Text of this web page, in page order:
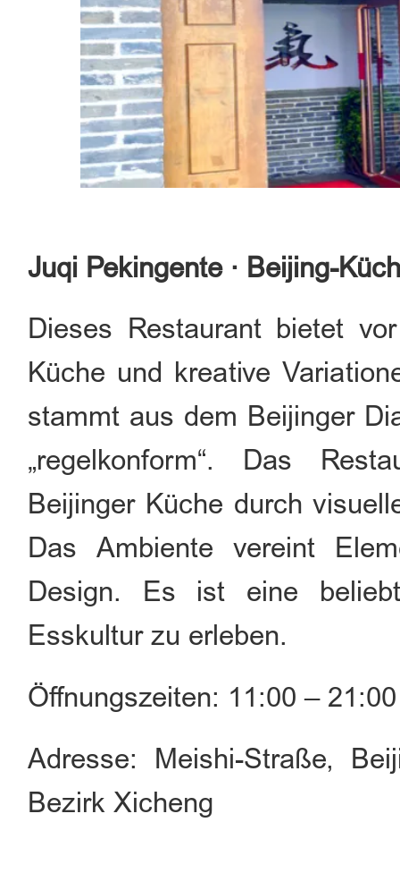
Juqi Pekingente · Beijing-
Dieses Restaurant bietet
Küche und kreative
stammt aus dem Beijinger
„regelkonform“. Das
Beijinger Küche durch
Das Ambiente vereint
Design. Es ist eine
Esskultur zu erleben.
Öffnungszeiten: 11:00 –
Adresse: Meishi-Straße,
Bezirk Xicheng